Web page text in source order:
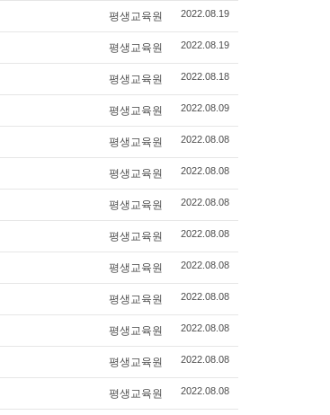
평생교육원 2022.08.19
평생교육원 2022.08.19
평생교육원 2022.08.18
평생교육원 2022.08.09
평생교육원 2022.08.08
평생교육원 2022.08.08
평생교육원 2022.08.08
평생교육원 2022.08.08
평생교육원 2022.08.08
평생교육원 2022.08.08
평생교육원 2022.08.08
평생교육원 2022.08.08
평생교육원 2022.08.08